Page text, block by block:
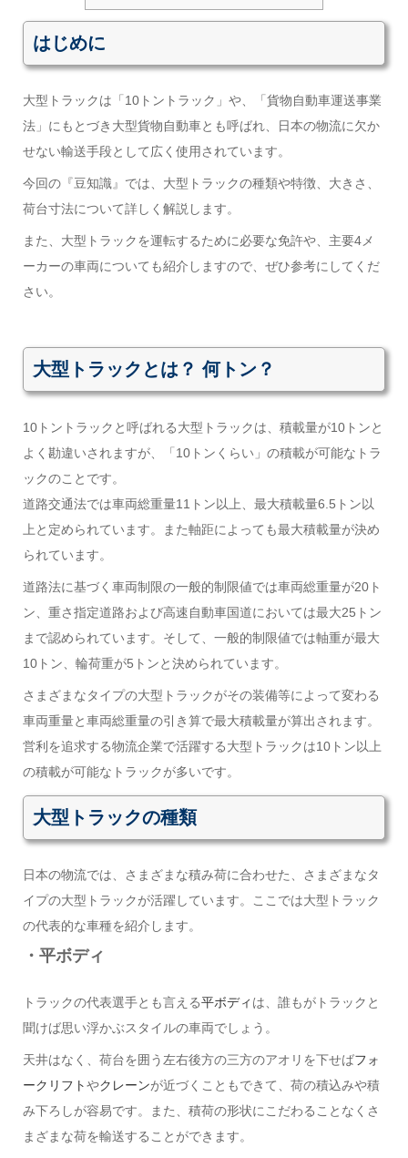
はじめに
大型トラックは「10トントラック」や、「貨物自動車運送事業
法」にもとづき大型貨物自動車とも呼ばれ、日本の物流に欠か
せない輸送手段として広く使用されています。
今回の『豆知識』では、大型トラックの種類や特徴、大きさ、
荷台寸法について詳しく解説します。
また、大型トラックを運転するために必要な免許や、主要4メ
ーカーの車両についても紹介しますので、ぜひ参考にしてくだ
さい。
大型トラックとは？ 何トン？
10トントラックと呼ばれる大型トラックは、積載量が10トンと
よく勘違いされますが、「10トンくらい」の積載が可能なトラ
ックのことです。
道路交通法では車両総重量11トン以上、最大積載量6.5トン以
上と定められています。また軸距によっても最大積載量が決め
られています。
道路法に基づく車両制限の一般的制限値では車両総重量が20ト
ン、重さ指定道路および高速自動車国道においては最大25トン
まで認められています。そして、一般的制限値では軸重が最大
10トン、輪荷重が5トンと決められています。
さまざまなタイプの大型トラックがその装備等によって変わる
車両重量と車両総重量の引き算で最大積載量が算出されます。
営利を追求する物流企業で活躍する大型トラックは10トン以上
の積載が可能なトラックが多いです。
大型トラックの種類
日本の物流では、さまざまな積み荷に合わせた、さまざまなタ
イプの大型トラックが活躍しています。ここでは大型トラック
の代表的な車種を紹介します。
・平ボディ
トラックの代表選手とも言える平ボディ は、誰もがトラックと
聞けば思い浮かぶスタイルの車両でしょう。
天井はなく、荷台を囲う左右後方の三方のアオリを下せばフォ
ークリフトやクレーンが近づくこともできて、荷の積込みや積
み下ろしが容易です。また、積荷の形状にこだわることなくさ
まざまな荷を輸送することができます。